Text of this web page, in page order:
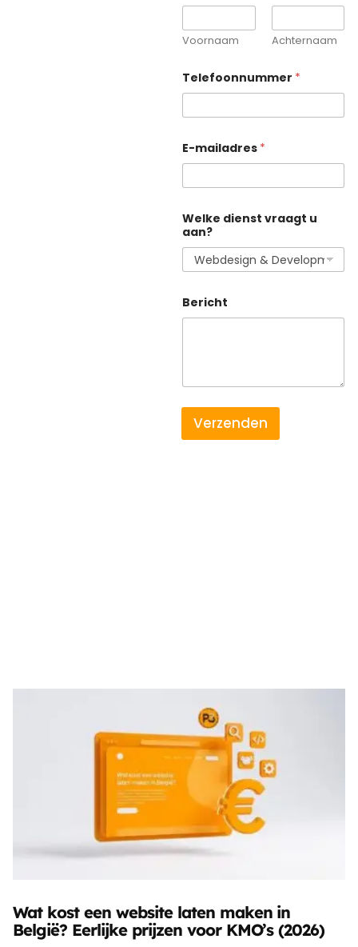
Voornaam Achternaam
Telefoonnummer *
i
e
s
u
a
a
?
E-mailadres *
Welke dienst vraagt u
aan?
Bericht
Verzenden
Wat kost een website laten maken in
België? Eerlijke prijzen voor KMO’s (2026)